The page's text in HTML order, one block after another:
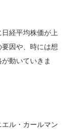
経平均株価が上
因や、時には想
動いていきま
ル・カールマン